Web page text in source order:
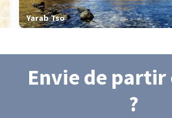
Yarab Tso
Envie de partir
?